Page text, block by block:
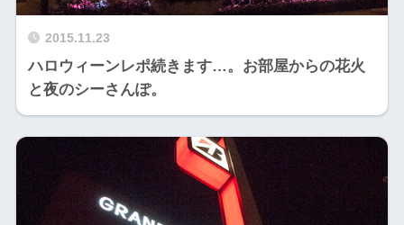
2015.11.23
ハロウィーンレポ続きます…。お部屋からの花火
と夜のシーさんぽ。